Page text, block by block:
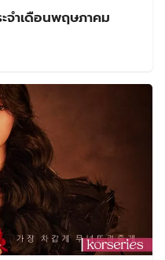
จำเดือนพฤษภาคม